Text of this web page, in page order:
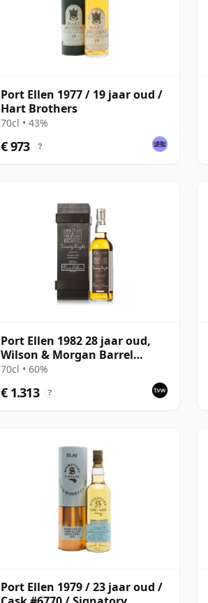
Port Ellen 1977 / 19 jaar oud /
Hart Brothers
70cl • 43%
€ 973 ?
Port Ellen 1982 28 jaar oud,
Wilson & Morgan Barrel
Selection 2011 Bottling with
70cl • 60%
€ 1.313 ?
Port Ellen 1979 / 23 jaar oud /